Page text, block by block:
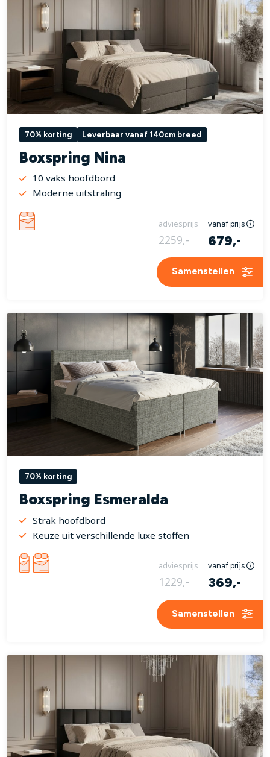
70% korting Leverbaar vanaf 140cm breed
Boxspring Nina
10 vaks hoofdbord
Moderne uitstraling
adviesprijs vanaf prijs
2259,- 679,-
Samenstellen
70% korting
Boxspring Esmeralda
Strak hoofdbord
Keuze uit verschillende luxe stoffen
adviesprijs vanaf prijs
1229,- 369,-
Samenstellen